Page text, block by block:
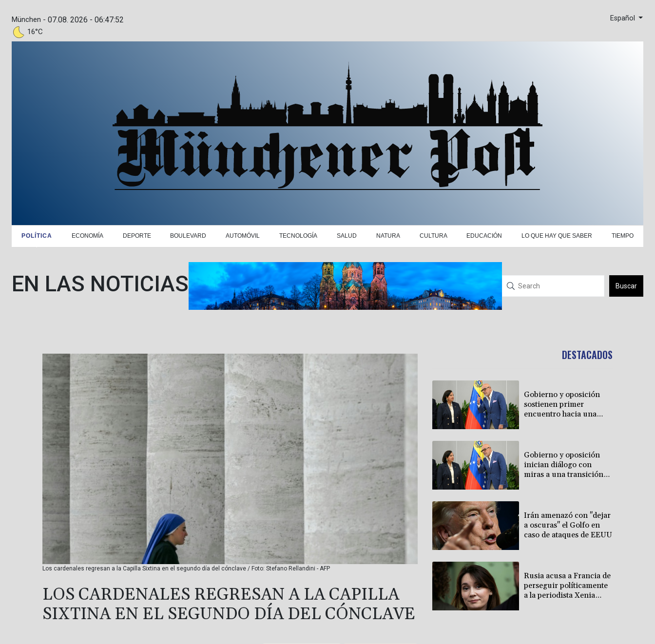
München -
16°C
07.08. 2026 - 06:47:53 Español
POLÍTICA ECONOMÍA DEPORTE BOULEVARD AUTOMÓVIL TECNOLOGÍA SALUD NATURA CULTURA EDUCACIÓN LO QUE HAY QUE SABER TIEMPO
EN LAS NOTICIAS Buscar
Los cardenales regresan a la Capilla Sixtina en el segundo día del cónclave / Foto: Stefano Rellandini - AFP
LOS CARDENALES REGRESAN A LA CAPILLA
SIXTINA EN EL SEGUNDO DÍA DEL CÓNCLAVE
DESTACADOS
Gobierno y oposición
sostienen primer
encuentro hacia una
Gobierno y oposición
inician diálogo con
miras a una transición
Irán amenazó con "dejar
a oscuras" el Golfo en
caso de ataques de EEUU
Rusia acusa a Francia de
perseguir políticamente
a la periodista Xenia